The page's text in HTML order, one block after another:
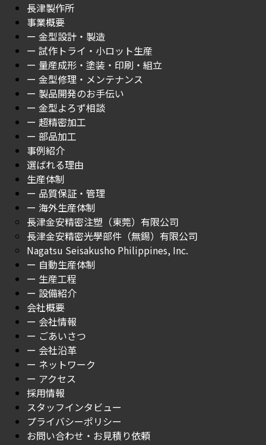
長津製作所
事業概要
ー 金型設計・製造
ー 試作トライ・小ロット生産
ー 量産成形・塗装・印刷・組立
ー 金型修理・メンテナンス
ー 製品開発のお手伝い
ー 金型よろず相談
ー 超精密加工
ー 部品加工
事例紹介
選ばれる理由
生産体制
ー 品質保証・管理
ー 海外生産体制
長津金安精密注塑（東莞）有限公司
長津金安精密光學部件（無錫）有限公司
Nagatsu Seisakusho Philippines, Inc.
ー 自動生産体制
ー 生産工程
ー 設備紹介
会社概要
ー 会社情報
ー ごあいさつ
ー 会社沿革
ー ネットワーク
ー アクセス
採用情報
スタッフインタビュー
プライバシーポリシー
お問い合わせ・お見積り依頼